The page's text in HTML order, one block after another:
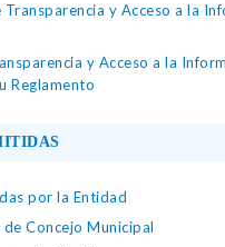
y Acceso a la
y Acceso a la
Reglamento
por la Entidad
Concejo Municipal